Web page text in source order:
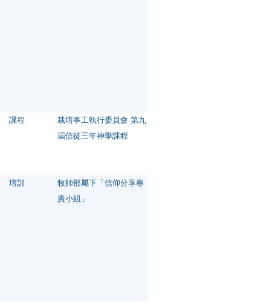
課程
栽培事工執行委員會 第九
屆信徒三年神學課程
培訓
牧師部屬下「信仰分享專
責小組」